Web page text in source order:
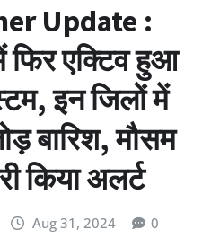
Update :
फिर एक्टिव हुआ
इन जिलों में
बारिश, मौसम
किया अलर्ट
Aug 31, 2024 0